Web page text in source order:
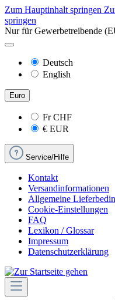
Zum Hauptinhalt springen
springen
Nur für Gewerbetreibende
Deutsch
English
Euro
FrCHF
€ EUR
Service/Hilfe
Kontakt
Versandinformationen
Allgemeine
Cookie-Einstellungen
FAQ
Lexikon / Glossar
Impressum
Datenschutzerklärung